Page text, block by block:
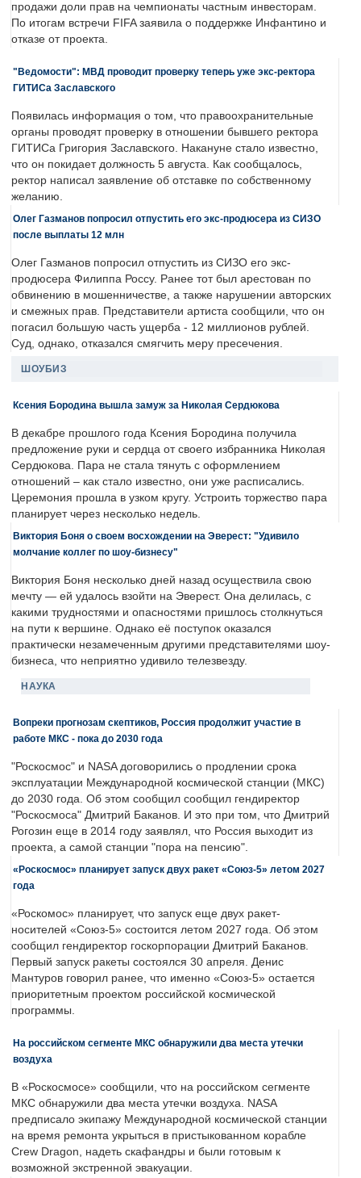
продажи доли прав на чемпионаты частным инвесторам.
По итогам встречи FIFA заявила о поддержке Инфантино и
отказе от проекта.
"Ведомости": МВД проводит проверку теперь уже экс-ректора
ГИТИСа Заславского
Появилась информация о том, что правоохранительные
органы проводят проверку в отношении бывшего ректора
ГИТИСа Григория Заславского. Накануне стало известно,
что он покидает должность 5 августа. Как сообщалось,
ректор написал заявление об отставке по собственному
желанию.
Олег Газманов попросил отпустить его экс-продюсера из СИЗО
после выплаты 12 млн
Олег Газманов попросил отпустить из СИЗО его экс-
продюсера Филиппа Россу. Ранее тот был арестован по
обвинению в мошенничестве, а также нарушении авторских
и смежных прав. Представители артиста сообщили, что он
погасил большую часть ущерба - 12 миллионов рублей.
Суд, однако, отказался смягчить меру пресечения.
ШОУБИЗ
Ксения Бородина вышла замуж за Николая Сердюкова
В декабре прошлого года Ксения Бородина получила
предложение руки и сердца от своего избранника Николая
Сердюкова. Пара не стала тянуть с оформлением
отношений – как стало известно, они уже расписались.
Церемония прошла в узком кругу. Устроить торжество пара
планирует через несколько недель.
Виктория Боня о своем восхождении на Эверест: "Удивило
молчание коллег по шоу-бизнесу"
Виктория Боня несколько дней назад осуществила свою
мечту — ей удалось взойти на Эверест. Она делилась, с
какими трудностями и опасностями пришлось столкнуться
на пути к вершине. Однако её поступок оказался
практически незамеченным другими представителями шоу-
бизнеса, что неприятно удивило телезвезду.
НАУКА
Вопреки прогнозам скептиков, Россия продолжит участие в
работе МКС - пока до 2030 года
"Роскосмос" и NASA договорились о продлении срока
эксплуатации Международной космической станции (МКС)
до 2030 года. Об этом сообщил сообщил гендиректор
"Роскосмоса" Дмитрий Баканов. И это при том, что Дмитрий
Рогозин еще в 2014 году заявлял, что Россия выходит из
проекта, а самой станции "пора на пенсию".
«Роскосмос» планирует запуск двух ракет «Союз-5» летом 2027
года
«Роскомос» планирует, что запуск еще двух ракет-
носителей «Союз-5» состоится летом 2027 года. Об этом
сообщил гендиректор госкорпорации Дмитрий Баканов.
Первый запуск ракеты состоялся 30 апреля. Денис
Мантуров говорил ранее, что именно «Союз-5» остается
приоритетным проектом российской космической
программы.
На российском сегменте МКС обнаружили два места утечки
воздуха
В «Роскосмосе» сообщили, что на российском сегменте
МКС обнаружили два места утечки воздуха. NASA
предписало экипажу Международной космической станции
на время ремонта укрыться в пристыкованном корабле
Crew Dragon, надеть скафандры и были готовым к
возможной экстренной эвакуации.